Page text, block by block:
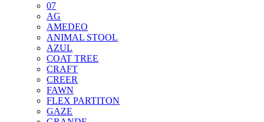
07
AG
AMEDEO
ANIMAL STOOL
AZUL
COAT TREE
CRAFT
CREER
FAWN
FLEX PARTITON
GAZE